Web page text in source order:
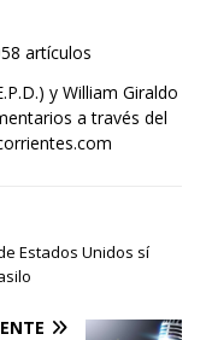
artículos
y William Giraldo
a través del
Estados Unidos sí